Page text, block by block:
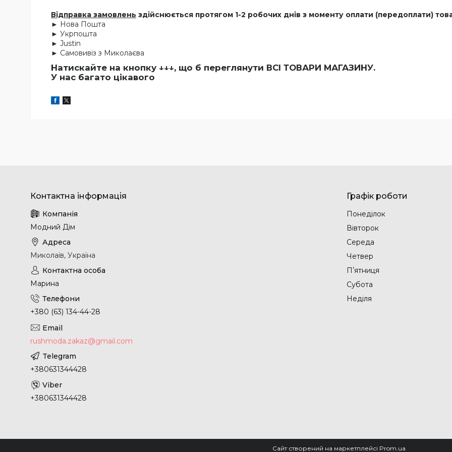
Відправка замовлень здійснюється протягом 1-2 робочих днів з моменту оплати (передоплати)
► Нова Пошта
► Укрпошта
► Justin
► Самовивіз з Миколаєва
Натискайте на кнопку ↓↓↓, що б переглянути ВСІ ТОВАРИ МАГАЗИНУ.
У нас багато цікавого
Модний Дім
Миколаїв, Україна
Марина
+380 (63) 134-44-28
rushmoda.zakaz@gmail.com
+380631344428
+380631344428
Графік роботи
Понеділок
Вівторок
Середа
Четвер
Пʼятниця
Субота
Неділя
Сайт створений на маркетплейсі Prom.ua